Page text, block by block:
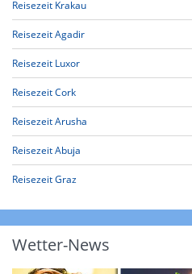
Reisezeit Krakau
Reisezeit Agadir
Reisezeit Luxor
Reisezeit Cork
Reisezeit Arusha
Reisezeit Abuja
Reisezeit Graz
Wetter-News